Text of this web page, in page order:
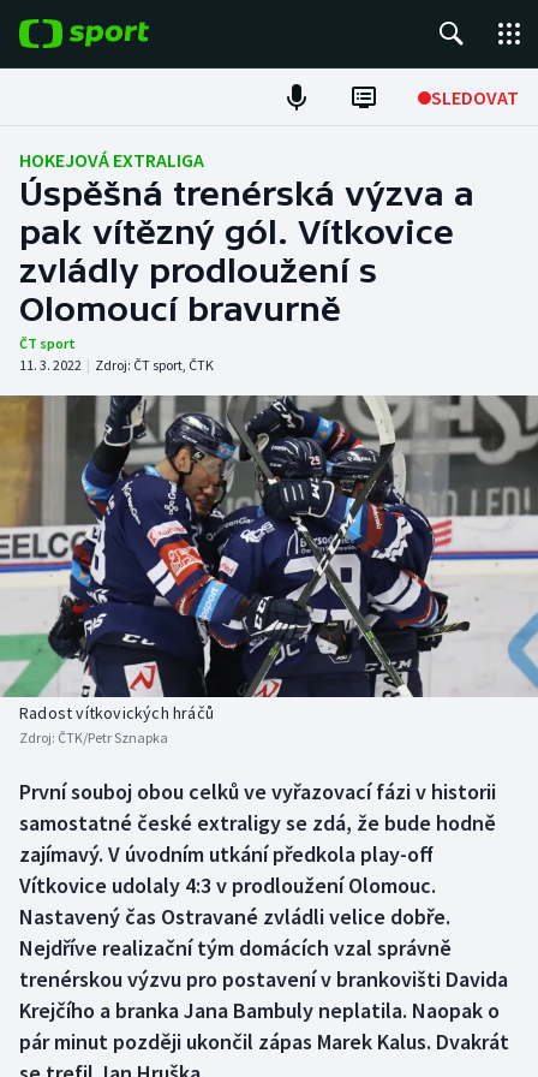
SLEDOVAT
Fotbal
Hokej
Tenis
Atletika
DALŠÍ SPORTY
Americký fotbal
Baseball a softbal
Basketbal
Biatlon
Boby a skeleton
Box
Curling
Florbal
Futsal
NEPŘEHLÉDNĚTE
Soutěže
Historické návraty
Aplikace ČT sport
AZ kvíz
HOKEJOVÁ EXTRALIGA
Úspěšná trenérská výzva a
pak vítězný gól. Vítkovice
zvládly prodloužení s
Olomoucí bravurně
ČT sport
11. 3. 2022 | Zdroj: ČT sport, ČTK
Radost vítkovických hráčů
Zdroj: ČTK/Petr Sznapka
První souboj obou celků ve vyřazovací fázi v historii
samostatné české extraligy se zdá, že bude hodně
zajímavý. V úvodním utkání předkola play-off
Vítkovice udolaly 4:3 v prodloužení Olomouc.
Nastavený čas Ostravané zvládli velice dobře.
Nejdříve realizační tým domácích vzal správně
trenérskou výzvu pro postavení v brankovišti Davida
Krejčího a branka Jana Bambuly neplatila. Naopak o
pár minut později ukončil zápas Marek Kalus. Dvakrát